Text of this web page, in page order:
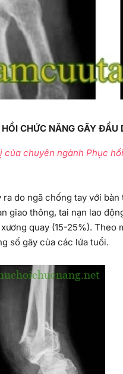
HỒI CHỨC NĂNG GÃY ĐẦU
chuyên ngành Phục
do ngã chống tay với
giao thông, tai nạn lao
quay (15-25%).
số gãy của các lứa tuổi.